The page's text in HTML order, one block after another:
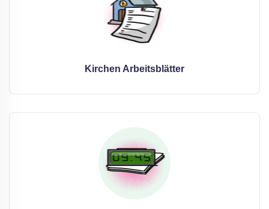
Kirchen Arbeitsblätter